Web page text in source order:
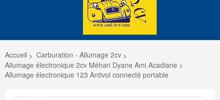
Accueil
Carburation - Allumage 2cv
Allumage électronique 2cv Méhari Dyane Ami Acadiane
Allumage électronique 123 Antivol connecté portable